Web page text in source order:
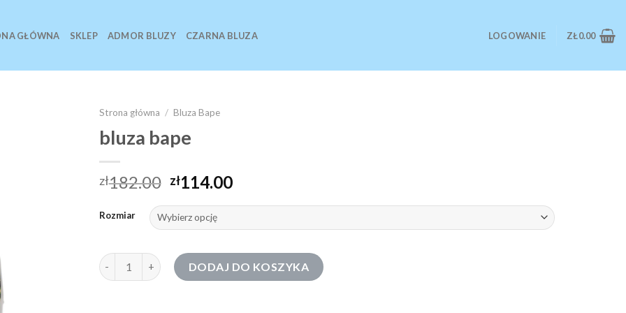
GŁÓWNA SKLEP ADMOR BLUZY CZARNA BLUZA LOGOWANIE ZŁ0.00
Strona główna / Bluza Bape
bluza bape
zł182.00 zł114.00
Rozmiar
ilość bluza bape DODAJ DO KOSZYKA